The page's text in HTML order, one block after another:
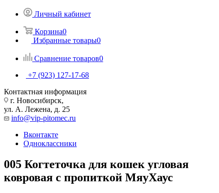
Личный кабинет
Корзина0
Избранные товары0
Сравнение товаров0
+7 (923) 127-17-68
Контактная информация
г. Новосибирск,
ул. А. Лежена, д. 25
info@vip-pitomec.ru
Вконтакте
Одноклассники
005 Когтеточка для кошек угловая
ковровая с пропиткой МяуХаус